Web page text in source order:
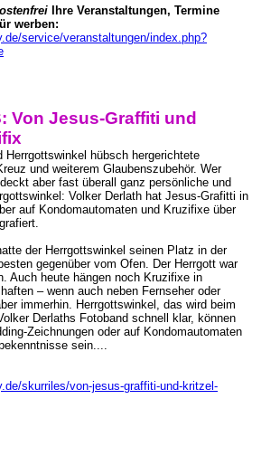
Ihre Veranstaltungen, Termine
werben:
service/veranstaltungen/index.php?
Von Jesus-Graffiti und
Herrgottswinkel hübsch hergerichtete
und weiterem Glaubenszubehör. Wer
aber fast überall ganz persönliche und
Volker Derlath hat Jesus-Grafitti in
auf Kondomautomaten und Kruzifixe über
der Herrgottswinkel seinen Platz in der
gegenüber vom Ofen. Der Herrgott war
Auch heute hängen noch Kruzifixe in
– wenn auch neben Fernseher oder
immerhin. Herrgottswinkel, das wird beim
Derlaths Fotoband schnell klar, können
Zeichnungen oder auf Kondomautomaten
sein....
skurriles/von-jesus-graffiti-und-kritzel-